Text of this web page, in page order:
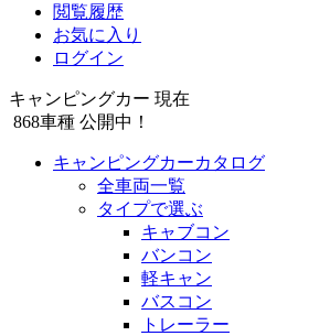
閲覧履歴
お気に入り
ログイン
キャンピングカー 現在
868車種 公開中！
キャンピングカーカタログ
全車両一覧
タイプで選ぶ
キャブコン
バンコン
軽キャン
バスコン
トレーラー